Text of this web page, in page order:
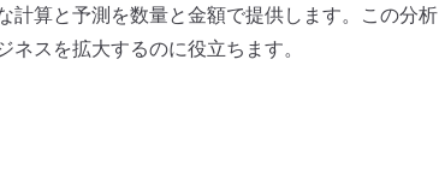
算と予測を数量と金額で提供します。この分析
スを拡大するのに役立ちます。